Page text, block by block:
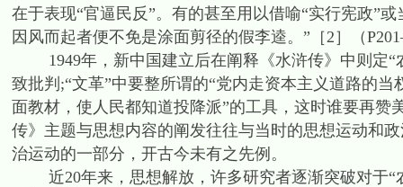
在于表现“官逼民反”。有的甚至用以借喻“实行宪政”
因风而起者便不免是涂面剪径的假李逵。”［2］（
1949年，新中国建立后在阐释《水浒传》中则定“
致批判;“文革”中要整所谓的“党内走资本主义道路的
面教材，使人民都知道投降派”的工具，这时谁要再
传》主题与思想内容的阐发往往与当时的思想运动和
治运动的一部分，开古今未有之先例。
近20年来，思想解放，许多研究者逐渐突破对于“